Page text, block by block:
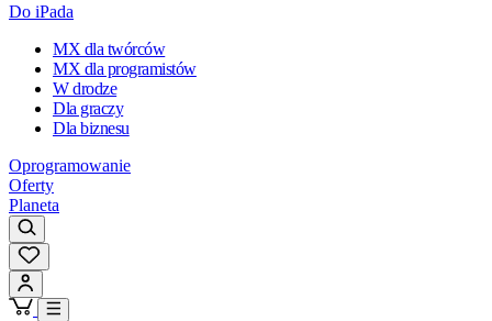
Do iPada
MX dla twórców
MX dla programistów
W drodze
Dla graczy
Dla biznesu
Oprogramowanie
Oferty
Planeta